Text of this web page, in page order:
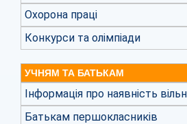
Охорона праці
Конкурси та олімпіади
УЧНЯМ ТА БАТЬКАМ
Інформація про наявність
Батькам першокласників